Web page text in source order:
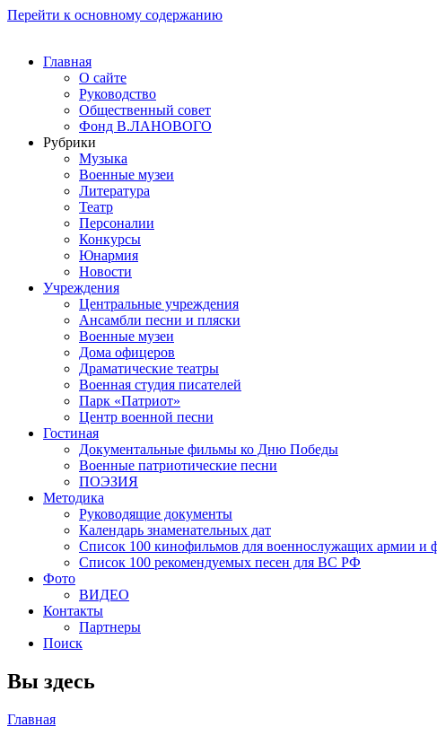
Перейти к основному содержанию
Главная
О сайте
Руководство
Общественный совет
Фонд В.ЛАНОВОГО
Рубрики
Музыка
Военные музеи
Литература
Театр
Персоналии
Конкурсы
Юнармия
Новости
Учреждения
Центральные учреждения
Ансамбли песни и пляски
Военные музеи
Дома офицеров
Драматические театры
Военная студия писателей
Парк «Патриот»
Центр военной песни
Гостиная
Документальные фильмы ко Дню Победы
Военные патриотические песни
ПОЭЗИЯ
Методика
Руководящие документы
Календарь знаменательных дат
Список 100 кинофильмов для военнослужащих армии и
Список 100 рекомендуемых песен для ВС РФ
Фото
ВИДЕО
Контакты
Партнеры
Поиск
Вы здесь
Главная